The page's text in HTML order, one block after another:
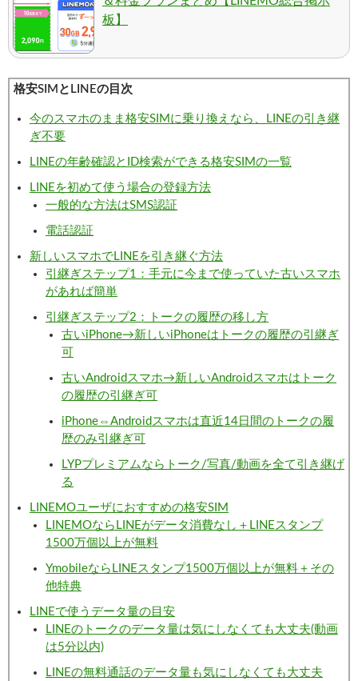
板】
格安SIMとLINEの目次
今のスマホのまま格安SIMに乗り換えなら、LINEの引き継
ぎ不要
LINEの年齢確認とID検索ができる格安SIMの一覧
LINEを初めて使う場合の登録方法
一般的な方法はSMS認証
電話認証
新しいスマホでLINEを引き継ぐ方法
引継ぎステップ1：手元に今まで使っていた古いスマホ
があれば簡単
引継ぎステップ2：トークの履歴の移し方
古いiPhone→新しいiPhoneはトークの履歴の引継ぎ
可
古いAndroidスマホ→新しいAndroidスマホはトーク
の履歴の引継ぎ可
iPhone⇔Androidスマホは直近14日間のトークの履
歴のみ引継ぎ可
LYPプレミアムならトーク/写真/動画を全て引き継げ
る
LINEMOユーザにおすすめの格安SIM
LINEMOならLINEがデータ消費なし＋LINEスタンプ
1500万個以上が無料
YmobileならLINEスタンプ1500万個以上が無料＋その
他特典
LINEで使うデータ量の目安
LINEのトークのデータ量は気にしなくても大丈夫(動画
は5分以内)
LINEの無料通話のデータ量も気にしなくても大丈夫